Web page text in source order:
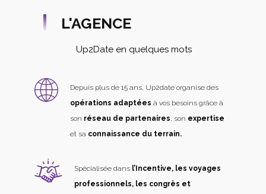
L'AGENCE
Up2Date en quelques mots
Depuis plus de 15 ans, Up2date organise des
opérations adaptées à vos besoins grâce à
son réseau de partenaires, son expertise
et sa connaissance du terrain.
Spécialisée dans l’Incentive, les voyages
professionnels, les congrès et